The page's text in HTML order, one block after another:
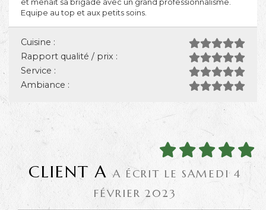
Equipe au top et aux petits soins.
Cuisine :
Rapport qualité / prix :
Service :
Ambiance :
CLIENT A A ÉCRIT LE SAMEDI 4
FÉVRIER 2023